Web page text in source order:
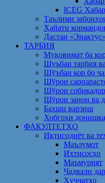
ICEG Хабар
Таълими
Ҳайати
Дастаи «Энактус»
ТАРБИЯ
Муқовимат ба
Шуъбаи тарбия
Шӯъбаи кор бо
Шўрои
Шўрои
Шӯрои занон ва
Бахши варзиш
Хобгоҳи
ФАКУЛТЕТҲО
Иқтисодиёт ва
Маълумот
Ихтисосҳо
Маъмурият
Ҷадвали
Ҳуҷҷатҳо